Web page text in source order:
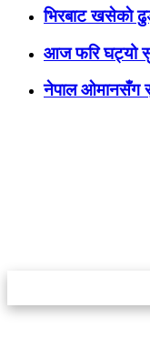
भिरबाट खसेकाे
आज फरि घट्यो
नेपाल ओमानसँग